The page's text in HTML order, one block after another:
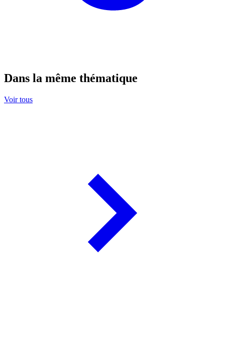
Dans la même thématique
Voir tous